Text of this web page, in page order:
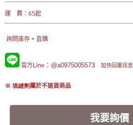
運 費：65起
詢問庫存 + 直購
官方Line ：@a0975005573 加快回覆訊息
※ 填縫劑屬於不退貨商品
我要詢價